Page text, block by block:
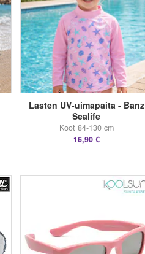
Lasten UV-uimapaita - Banz
Sealife
Koot 84-130 cm
16,90 €